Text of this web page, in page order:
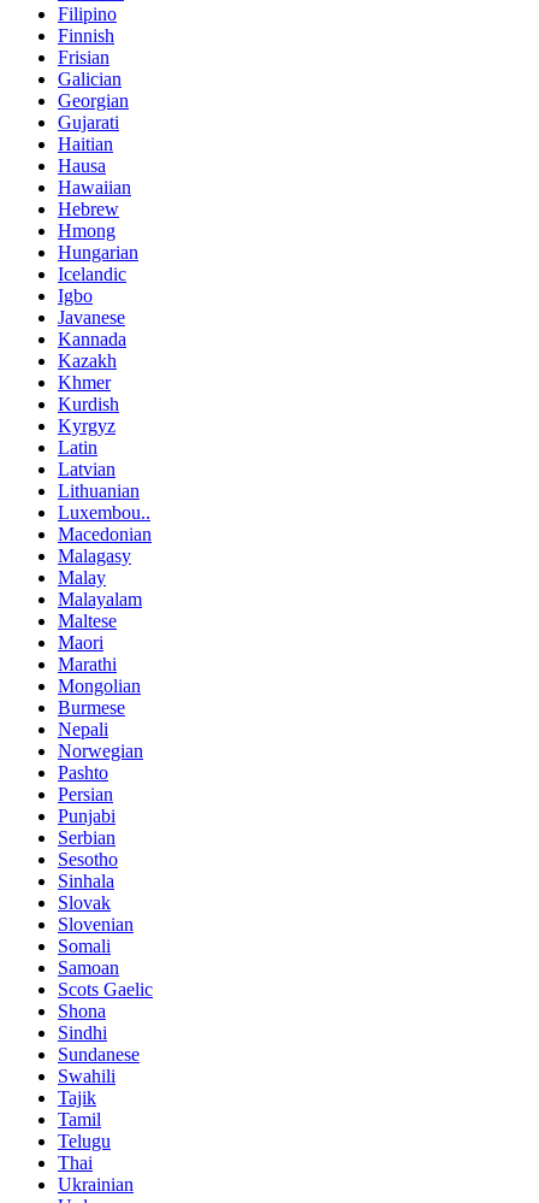
Filipino
Finnish
Frisian
Galician
Georgian
Gujarati
Haitian
Hausa
Hawaiian
Hebrew
Hmong
Hungarian
Icelandic
Igbo
Javanese
Kannada
Kazakh
Khmer
Kurdish
Kyrgyz
Latin
Latvian
Lithuanian
Luxembou..
Macedonian
Malagasy
Malay
Malayalam
Maltese
Maori
Marathi
Mongolian
Burmese
Nepali
Norwegian
Pashto
Persian
Punjabi
Serbian
Sesotho
Sinhala
Slovak
Slovenian
Somali
Samoan
Scots Gaelic
Shona
Sindhi
Sundanese
Swahili
Tajik
Tamil
Telugu
Thai
Ukrainian